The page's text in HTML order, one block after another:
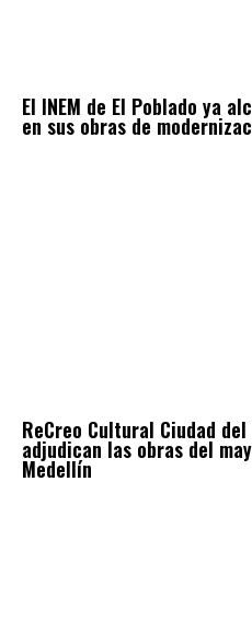
El INEM de El Poblado ya
en sus obras de
ReCreo Cultural Ciudad
adjudican las obras del
Medellín